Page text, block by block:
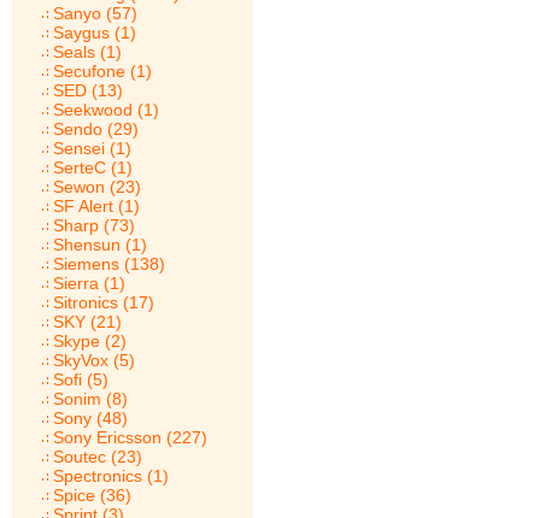
Sanyo (57)
Saygus (1)
Seals (1)
Secufone (1)
SED (13)
Seekwood (1)
Sendo (29)
Sensei (1)
SerteC (1)
Sewon (23)
SF Alert (1)
Sharp (73)
Shensun (1)
Siemens (138)
Sierra (1)
Sitronics (17)
SKY (21)
Skype (2)
SkyVox (5)
Sofi (5)
Sonim (8)
Sony (48)
Sony Ericsson (227)
Soutec (23)
Spectronics (1)
Spice (36)